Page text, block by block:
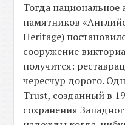
Тогда национальное
памятников
Heritage)
сооружение
получится:
чересчур дорого.
Trust, созданный в
сохранения